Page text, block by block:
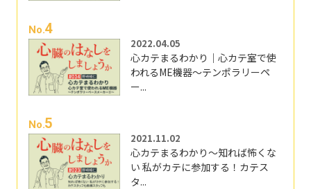
No.4
2022.04.05
心カテまるわかり｜心カテ室で使
われるME機器～テンポラリーペ
ー...
No.5
2021.11.02
心カテまるわかり～知れば怖くな
い 私がカテに参加する！カテス
タ...